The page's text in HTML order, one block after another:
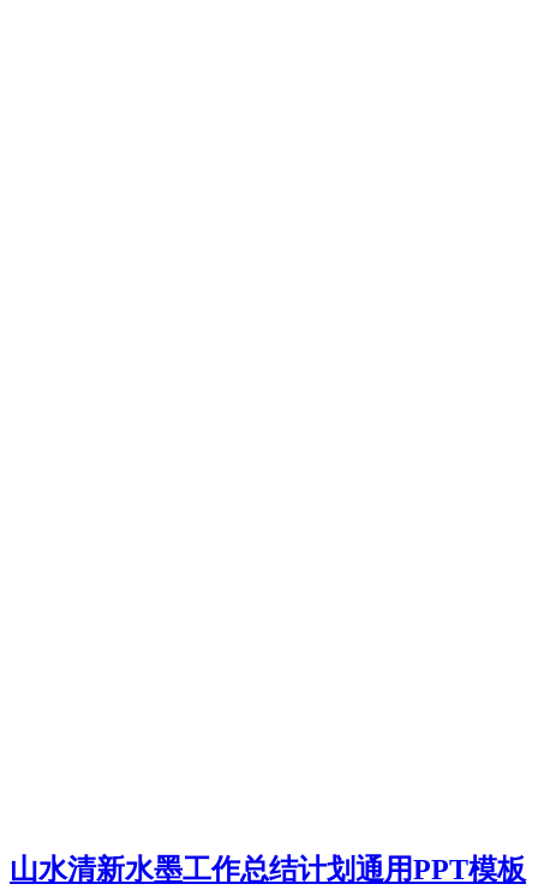
山水清新水墨工作总结计划通用PPT模板